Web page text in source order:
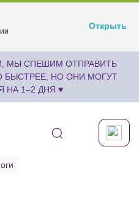
Открыть
МЫ СПЕШИМ ОТПРАВИТЬ
БЫСТРЕЕ, НО ОНИ МОГУТ
НА 1–2 ДНЯ ♥
Открыть